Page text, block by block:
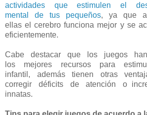
actividades que estimulen el
mental de tus pequeños​, ya que
ellas el cerebro funciona mejor y se
eficientemente.
Cabe destacar que los juegos
los mejores recursos para
infantil, además tienen otras
corregir déficits de atención o
innatas.